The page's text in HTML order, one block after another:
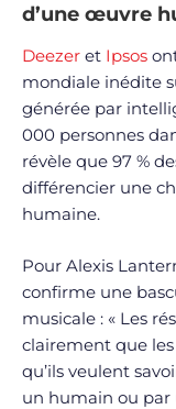
d’une œuvre
Deezer et Ipsos
mondiale inédite
générée par
000 personnes
révèle que 97 %
différencier une
humaine.
Pour Alexis
confirme une
musicale : « Les
clairement que
qu’ils veulent
un humain ou par